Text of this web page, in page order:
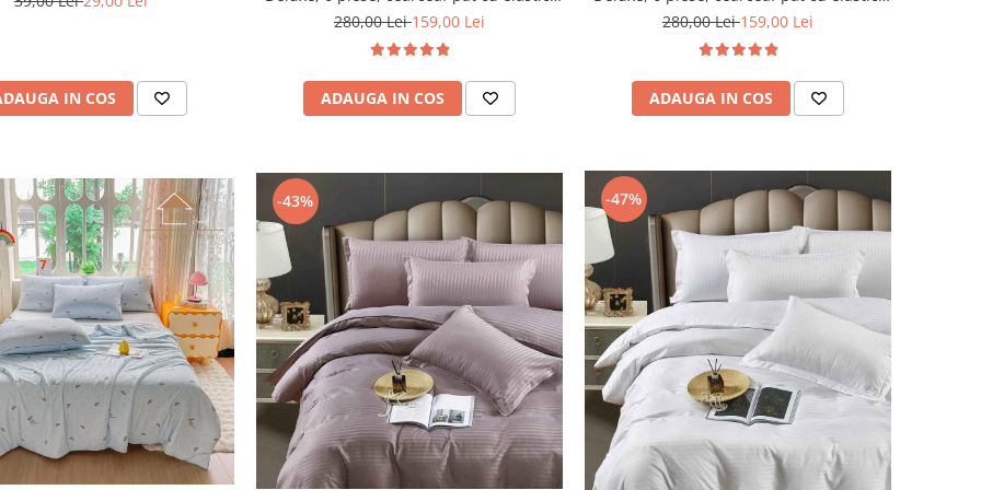
IN COS
Gri Inchis
280,00 Lei159,00 Lei
ADAUGA IN COS
Gri Deschis
280,00 Lei159,00 Lei
ADAUGA IN COS
-43% -47%